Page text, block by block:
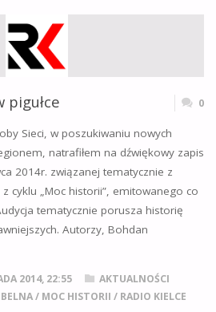
pigułce 0
Sieci, w poszukiwaniu nowych
natrafiłem na dźwiękowy zapis
2014r. związanej tematycznie z
cyklu „Moc historii”, emitowanego co
tematycznie porusza historię
Autorzy, Bohdan
2014, 22:55
AKTUALNOŚCI
/ MOC HISTORII / RADIO KIELCE